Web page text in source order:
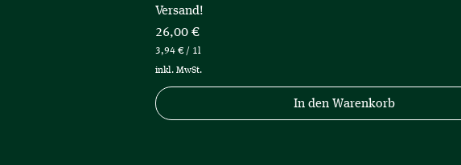
Versand!
Preis
26,00 €
3,94 € / 1l
9
4
inkl. MwSt.
In den Warenkorb